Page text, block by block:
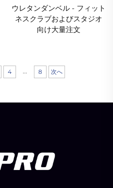
ウレタンダンベル - フィット
ネスクラブおよびスタジオ
向け大量注文
4 ... 8 次へ